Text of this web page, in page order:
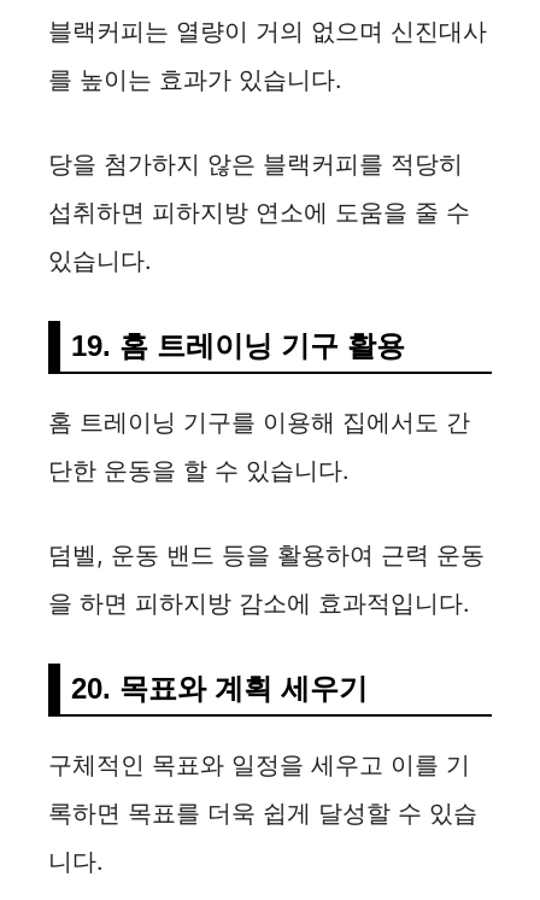
블랙커피는 열량이 거의 없으며 신진대사
를 높이는 효과가 있습니다.
당을 첨가하지 않은 블랙커피를 적당히
섭취하면 피하지방 연소에 도움을 줄 수
있습니다.
19. 홈 트레이닝 기구 활용
홈 트레이닝 기구를 이용해 집에서도 간
단한 운동을 할 수 있습니다.
덤벨, 운동 밴드 등을 활용하여 근력 운동
을 하면 피하지방 감소에 효과적입니다.
20. 목표와 계획 세우기
구체적인 목표와 일정을 세우고 이를 기
록하면 목표를 더욱 쉽게 달성할 수 있습
니다.